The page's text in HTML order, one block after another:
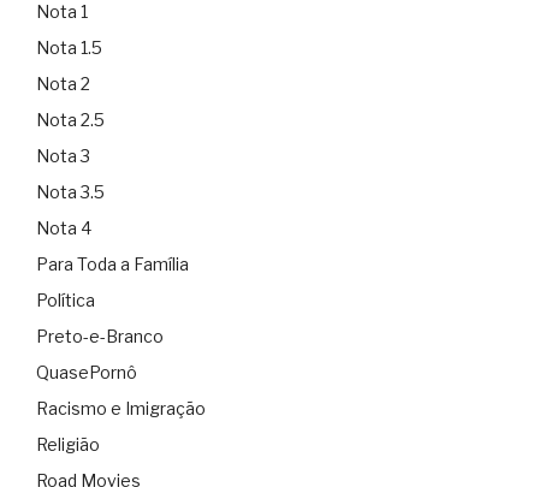
Nota 1
Nota 1.5
Nota 2
Nota 2.5
Nota 3
Nota 3.5
Nota 4
Para Toda a Família
Política
Preto-e-Branco
QuasePornô
Racismo e Imigração
Religião
Road Movies